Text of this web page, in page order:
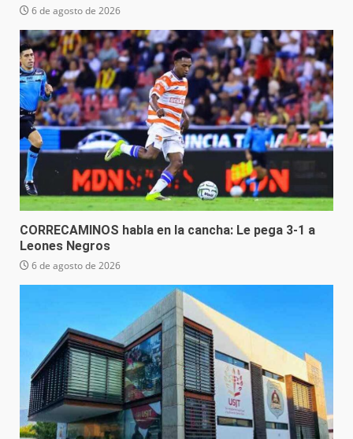
6 de agosto de 2026
CORRECAMINOS habla en la cancha: Le pega 3-1 a
Leones Negros
6 de agosto de 2026